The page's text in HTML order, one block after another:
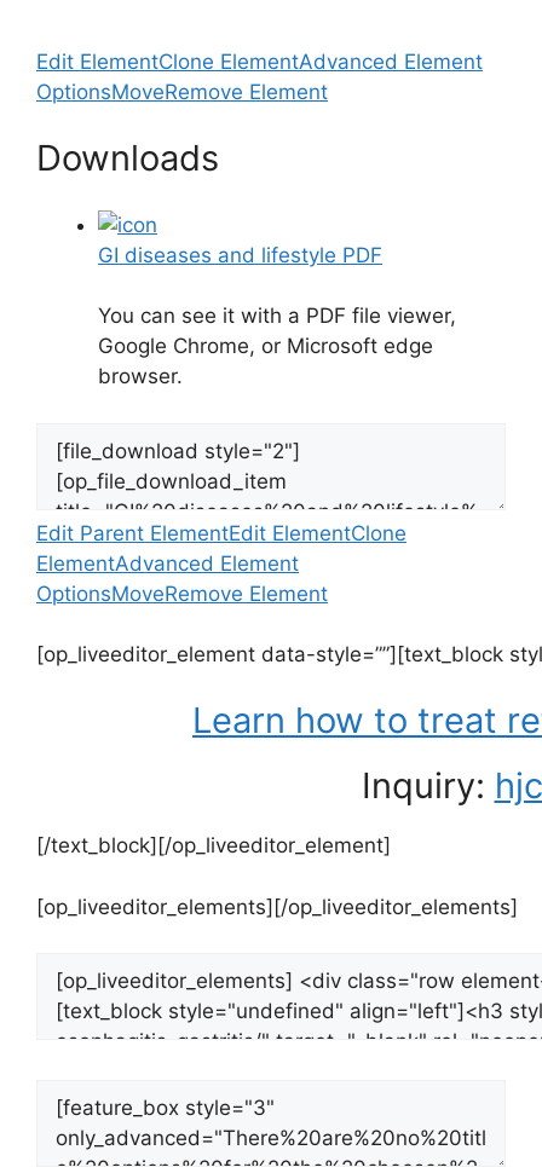
Edit ElementClone ElementAdvanced Element
OptionsMoveRemove Element
Downloads
GI diseases and lifestyle PDF
You can see it with a PDF file viewer,
Google Chrome, or Microsoft edge
browser.
Edit Parent ElementEdit ElementClone
ElementAdvanced Element
OptionsMoveRemove Element
[op_liveeditor_element data-style=””][text_block
Learn how to treat
Inquiry:
[/text_block][/op_liveeditor_element]
[op_liveeditor_elements][/op_liveeditor_elements]